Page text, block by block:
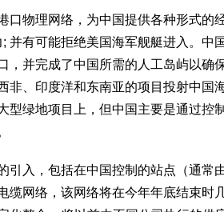
物理网络，为中国提供各种形式的
并有可能拒绝美国海军舰艇进入。中
，并完成了中国所需的人工岛屿以确
非、印度洋和东南亚的项目投射中国
型绿地项目上，但中国主要是通过控
入，包括在中国控制的站点（通常
缆网络，该网络将在今年年底结束时